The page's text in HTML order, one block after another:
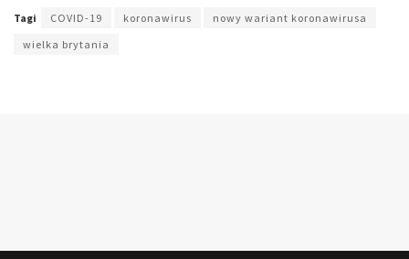
Tagi COVID-19 koronawirus
nowy wariant koronawirusa
wielka brytania